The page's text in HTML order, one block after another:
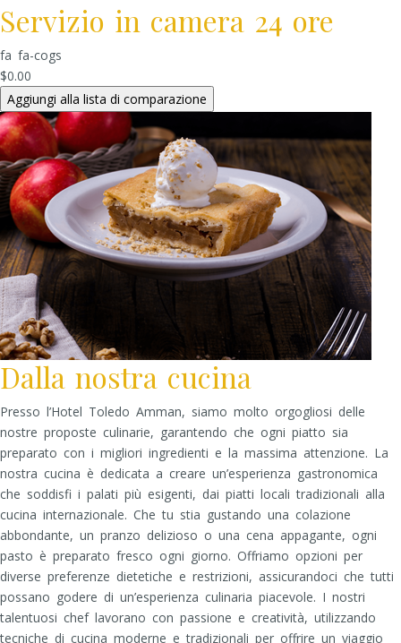
Servizio in camera 24 ore
fa fa-cogs
$0.00
Dalla nostra cucina
Presso l’Hotel Toledo Amman, siamo molto orgogliosi delle
nostre proposte culinarie, garantendo che ogni piatto sia
preparato con i migliori ingredienti e la massima attenzione. La
nostra cucina è dedicata a creare un’esperienza gastronomica
che soddisfi i palati più esigenti, dai piatti locali tradizionali alla
cucina internazionale. Che tu stia gustando una colazione
abbondante, un pranzo delizioso o una cena appagante, ogni
pasto è preparato fresco ogni giorno. Offriamo opzioni per
diverse preferenze dietetiche e restrizioni, assicurandoci che tutti
possano godere di un’esperienza culinaria piacevole. I nostri
talentuosi chef lavorano con passione e creatività, utilizzando
tecniche di cucina moderne e tradizionali per offrire un viaggio